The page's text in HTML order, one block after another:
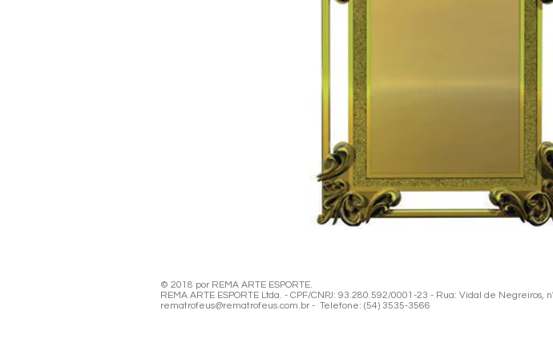
© 2018 por REMA ARTE ESPORTE.
REMA ARTE ESPORTE Ltda. - CPF/CNPJ: 93.280.592/0001-23 - Rua: Vidal de Negreiros,
rematrofeus@rematrofeus.com.br - Telefone: (54) 3535-3566